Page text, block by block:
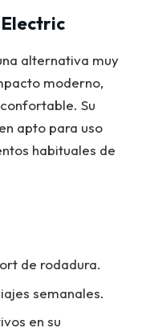
Electric
alternativa muy
moderno,
Su
apto para uso
habituales de
de rodadura.
semanales.
en su